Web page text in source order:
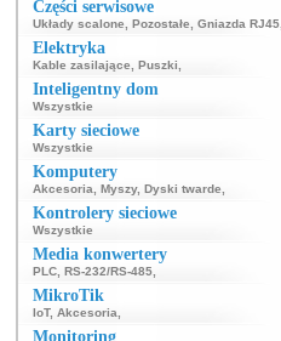
Części serwisowe
Układy scalone Pozostałe Gniazda RJ45
Elektryka
Kable zasilające Puszki
Inteligentny dom
Wszystkie
Karty sieciowe
Wszystkie
Komputery
Akcesoria Myszy, Dyski twarde
Kontrolery sieciowe
Wszystkie
Media konwertery
PLC RS-232/RS-485
MikroTik
IoT, Akcesoria
Monitoring